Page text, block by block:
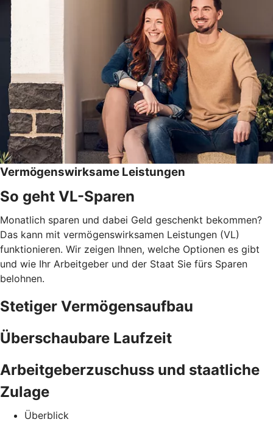
Vermögenswirksame Leistungen
So geht VL-Sparen
Monatlich sparen und dabei Geld geschenkt bekommen?
Das kann mit vermögenswirksamen Leistungen (VL)
funktionieren. Wir zeigen Ihnen, welche Optionen es gibt
und wie Ihr Arbeitgeber und der Staat Sie fürs Sparen
belohnen.
Stetiger Vermögensaufbau
Überschaubare Laufzeit
Arbeitgeberzuschuss und staatliche
Zulage
Überblick